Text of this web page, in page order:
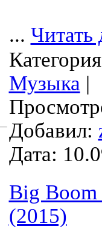
... Читать
Музыка |
Добавил:
Дата:
Big Boom
(2015)